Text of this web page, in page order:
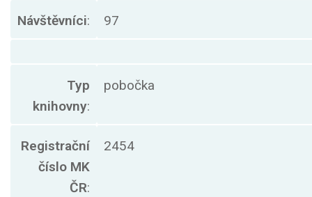
Návštěvníci: 97
Typ
knihovny:
pobočka
Registrační
číslo MK
ČR:
2454